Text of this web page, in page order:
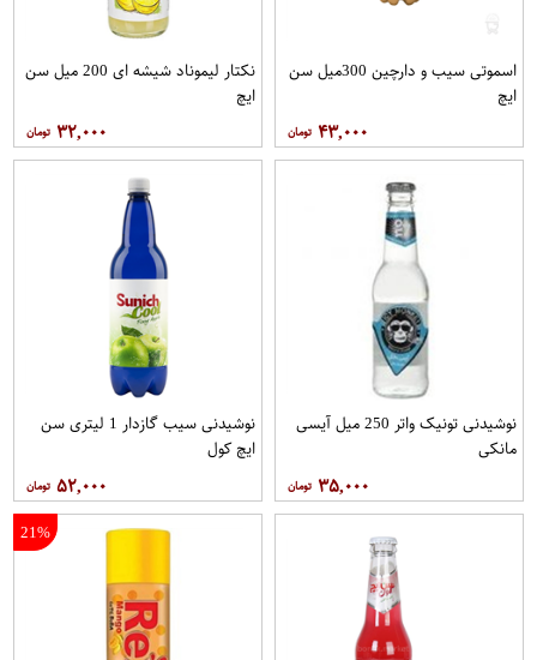
اسموتی سیب و دارچین 300میل سن
ایچ
۴۳,۰۰۰
نکتار لیموناد شیشه ای 200 میل سن
ایچ
۳۲,۰۰۰
نوشیدنی تونیک واتر 250 میل آیسی
مانکی
۳۵,۰۰۰
نوشیدنی سیب گازدار 1 لیتری سن
ایچ کول
۵۲,۰۰۰
21%